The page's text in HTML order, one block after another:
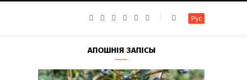
b
o
k
a
g
a
m
g
r
a
m
u
b
т
а
т
е
Рус
АПОШНІЯ ЗАПІСЫ